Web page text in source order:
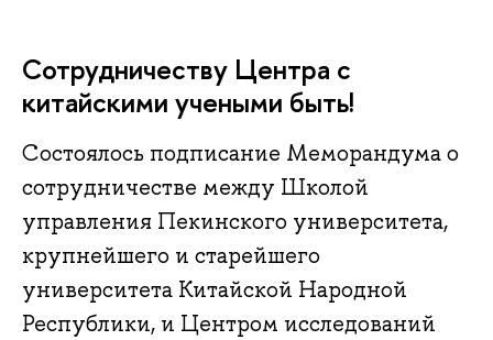
Сотрудничеству Центра с
китайскими учеными быть!
Состоялось подписание Меморандума о
сотрудничестве между Школой
управления Пекинского университета,
крупнейшего и старейшего
университета Китайской Народной
Республики, и Центром исследований